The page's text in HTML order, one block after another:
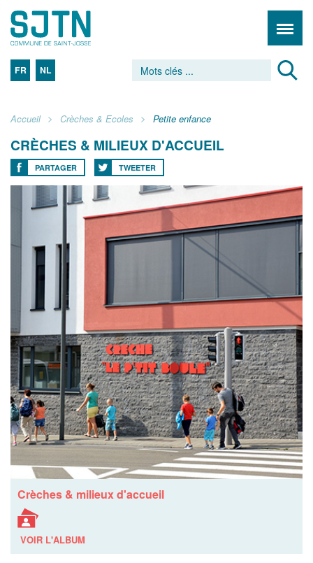
FR NL
Accueil Crèches & Ecoles Petite enfance
CRÈCHES & MILIEUX D'ACCUEIL
PARTAGER TWEETER
Crèches & milieux d'accueil
VOIR L'ALBUM